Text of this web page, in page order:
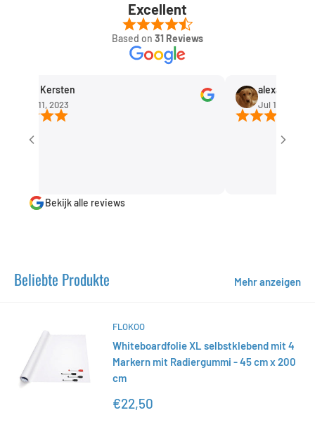
Excellent
Based on 31 Reviews
Rob Kersten
Sep 11, 2023
alexandra
Jul 1, 2023
Bekijk alle reviews
Beliebte Produkte Mehr anzeigen
FLOKOO
Whiteboardfolie XL selbstklebend mit 4
Markern mit Radiergummi - 45 cm x 200
cm
Sonderpreis
€22,50